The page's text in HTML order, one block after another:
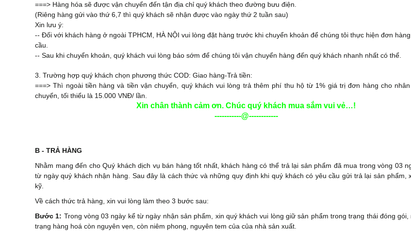
===> Hàng hóa sẽ được vận chuyển đến tận địa chỉ quý khách theo đường bưu điện.
(Riêng hàng gửi vào thứ 6,7 thì quý khách sẽ nhận được vào ngày thứ 2 tuần sau)
Xin lưu ý:
-- Đối với khách hàng ở ngoài TPHCM, HÀ NỘI vui lòng đặt hàng trước khi chuyển khoản để chúng tôi thực hiện đơn
cầu.
-- Sau khi chuyển khoản, quý khách vui lòng báo sớm để chúng tôi vận chuyển hàng đến quý khách nhanh nhất có thể.
3. Trường hợp quý khách chọn phương thức COD: Giao hàng-Trả tiền:
===> Thì ngoài tiền hàng và tiền vận chuyển, quý khách vui lòng trả thêm phí thu hộ từ 1% giá trị đơn hàng cho
chuyển, tối thiểu là 15.000 VNĐ/ lần.
Xin chân thành cảm ơn. Chúc quý khách mua sắm vui vẻ…!
-----------@------------
B - TRẢ HÀNG
Nhằm mang đến cho Quý khách dịch vụ bán hàng tốt nhất, khách hàng có thể trả lại sản phẩm đã mua trong vòng 03
từ ngày quý khách nhận hàng. Sau đây là cách thức và những quy định khi quý khách có yêu cầu gửi trả lại sản phẩm,
kỹ.
Về cách thức trả hàng, xin vui lòng làm theo 3 bước sau:
Bước 1: Trong vòng 03 ngày kể từ ngày nhận sản phẩm, xin quý khách vui lòng giữ sản phẩm trong trạng thái đóng gói,
trạng hàng hoá còn nguyên vẹn, còn niêm phong, nguyên tem của của nhà sản xuất.